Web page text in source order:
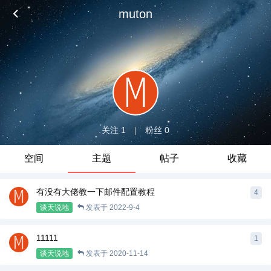
muton
关注 1 | 粉丝 0
空间 主题 帖子 收藏
有没有大佬教一下邮件配置教程
谈天说地 发表于 2022-9-4
4
11111
谈天说地 发表于 2020-11-14
1